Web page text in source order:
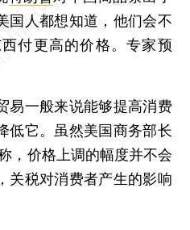
国人都想知道，他们会不
付更高的价格。专家预
一般来说能够提高消费
低它。虽然美国商务部长
，价格上调的幅度并不会
关税对消费者产生的影响